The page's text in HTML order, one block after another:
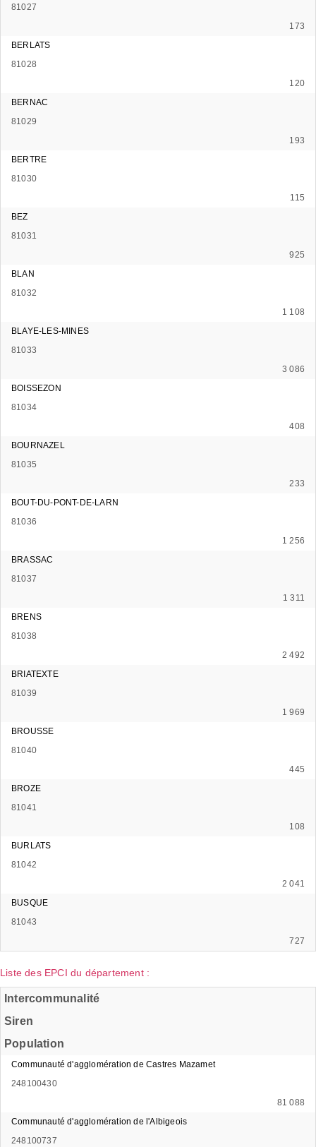
81027
173
BERLATS
81028
120
BERNAC
81029
193
BERTRE
81030
115
BEZ
81031
925
BLAN
81032
1 108
BLAYE-LES-MINES
81033
3 086
BOISSEZON
81034
408
BOURNAZEL
81035
233
BOUT-DU-PONT-DE-LARN
81036
1 256
BRASSAC
81037
1 311
BRENS
81038
2 492
BRIATEXTE
81039
1 969
BROUSSE
81040
445
BROZE
81041
108
BURLATS
81042
2 041
BUSQUE
81043
727
Liste des EPCI du département :
Intercommunalité
Siren
Population
Communauté d'agglomération de Castres Mazamet
248100430
81 088
Communauté d'agglomération de l'Albigeois
248100737